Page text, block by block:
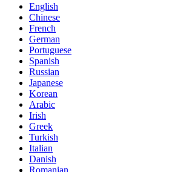
English
Chinese
French
German
Portuguese
Spanish
Russian
Japanese
Korean
Arabic
Irish
Greek
Turkish
Italian
Danish
Romanian